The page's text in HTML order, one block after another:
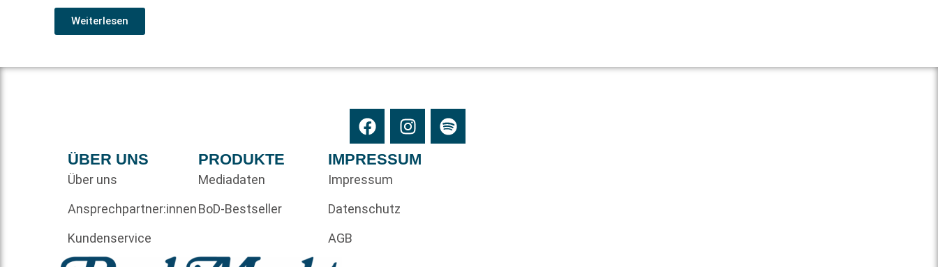
Weiterlesen
ÜBER UNS
Über uns
Ansprechpartner:innen
Kundenservice
PRODUKTE
Mediadaten
BoD-Bestseller
IMPRESSUM
Impressum
Datenschutz
AGB